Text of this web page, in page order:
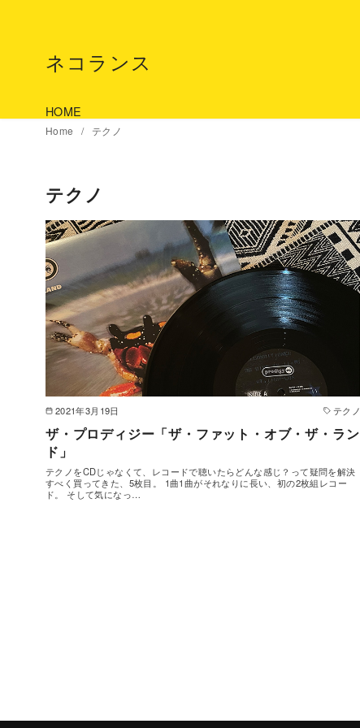
へ
ネコランス
HOME
Home テクノ
テクノ
2021年3月19日 テクノ
ザ・プロディジー「ザ・ファット・オブ・ザ・ラン
ド」
テクノをCDじゃなくて、レコードで聴いたらどんな感じ？って疑問を解決
すべく買ってきた、5枚目。 1曲1曲がそれなりに長い、初の2枚組レコー
ド。 そして気になっ…